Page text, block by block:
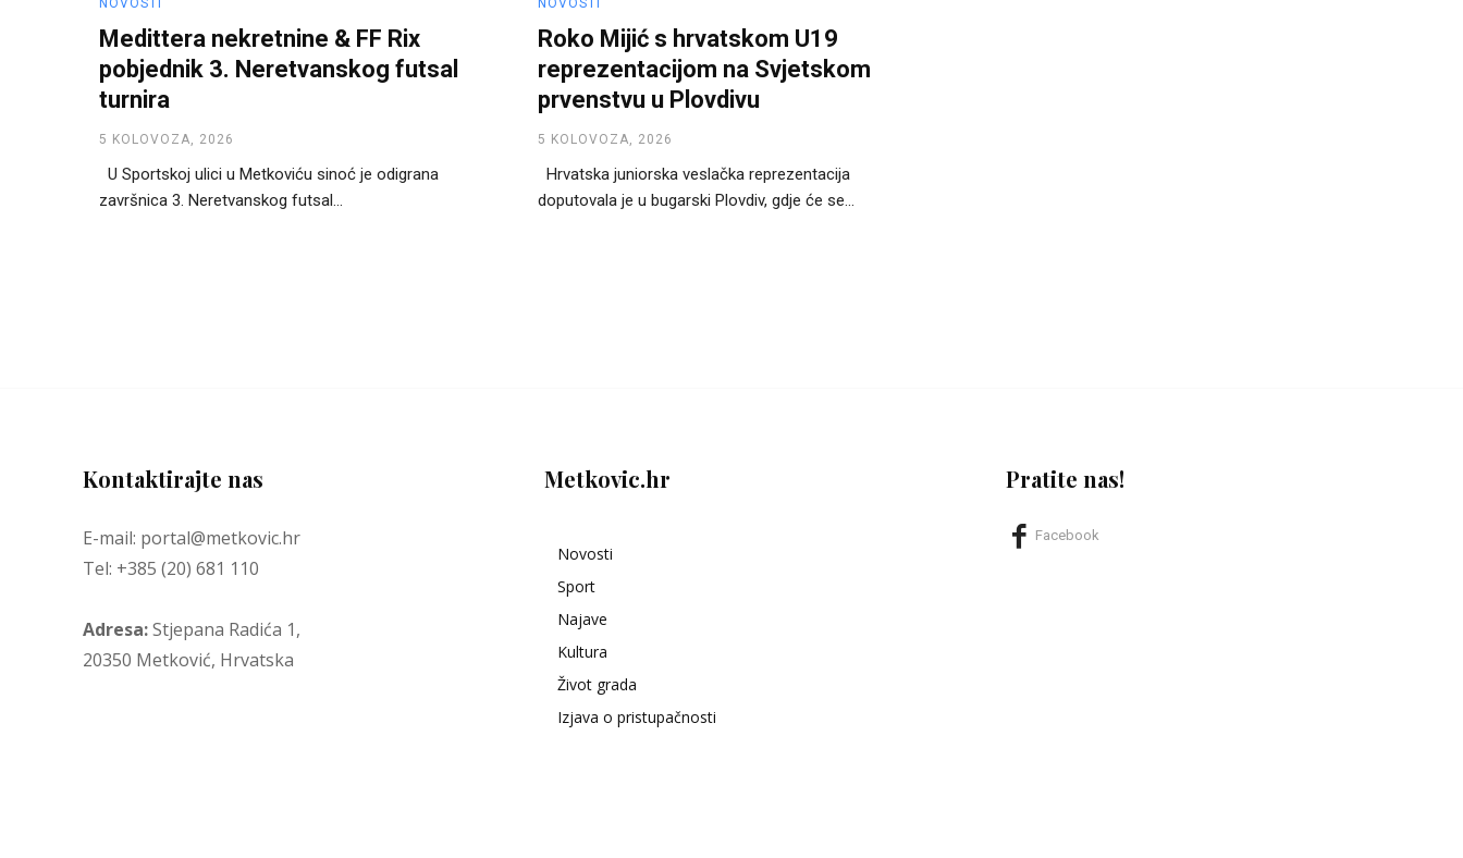
Medittera nekretnine & FF Rix
pobjednik 3. Neretvanskog futsal
turnira
5 KOLOVOZA, 2026
U Sportskoj ulici u Metkoviću sinoć je odigrana
završnica 3. Neretvanskog futsal...
Roko Mijić s hrvatskom U19
reprezentacijom na Svjetskom
prvenstvu u Plovdivu
5 KOLOVOZA, 2026
Hrvatska juniorska veslačka reprezentacija
doputovala je u bugarski Plovdiv, gdje će se...
Kontaktirajte nas
E-mail: portal@metkovic.hr
Tel: +385 (20) 681 110
Adresa:Stjepana Radića 1,
20350 Metković, Hrvatska
Metkovic.hr
Novosti
Sport
Najave
Kultura
Život grada
Izjava o pristupačnosti
Pratite nas!
Facebook